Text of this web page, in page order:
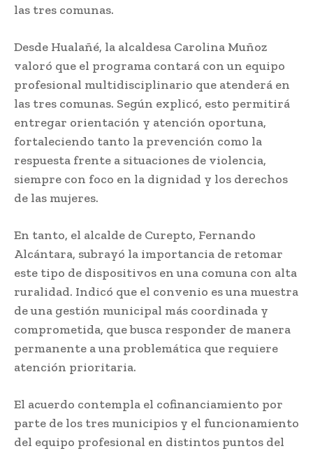
las tres comunas.
Desde Hualañé, la alcaldesa Carolina Muñoz
valoró que el programa contará con un equipo
profesional multidisciplinario que atenderá en
las tres comunas. Según explicó, esto permitirá
entregar orientación y atención oportuna,
fortaleciendo tanto la prevención como la
respuesta frente a situaciones de violencia,
siempre con foco en la dignidad y los derechos
de las mujeres.
En tanto, el alcalde de Curepto, Fernando
Alcántara, subrayó la importancia de retomar
este tipo de dispositivos en una comuna con alta
ruralidad. Indicó que el convenio es una muestra
de una gestión municipal más coordinada y
comprometida, que busca responder de manera
permanente a una problemática que requiere
atención prioritaria.
El acuerdo contempla el cofinanciamiento por
parte de los tres municipios y el funcionamiento
del equipo profesional en distintos puntos del